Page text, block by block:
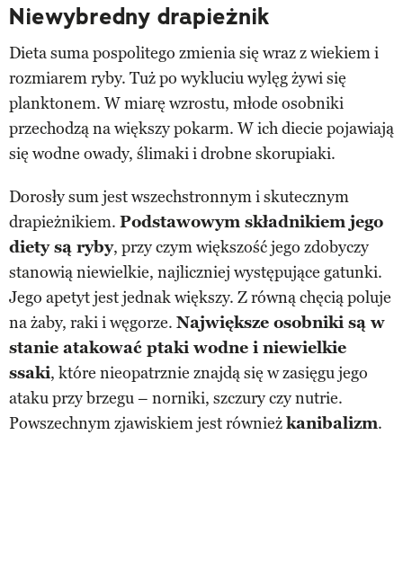
Niewybredny drapieżnik
Dieta suma pospolitego zmienia się wraz z wiekiem i
rozmiarem ryby. Tuż po wykluciu wylęg żywi się
planktonem. W miarę wzrostu, młode osobniki
przechodzą na większy pokarm. W ich diecie pojawiają
się wodne owady, ślimaki i drobne skorupiaki.
Dorosły sum jest wszechstronnym i skutecznym
drapieżnikiem. Podstawowym składnikiem jego
diety są ryby, przy czym większość jego zdobyczy
stanowią niewielkie, najliczniej występujące gatunki.
Jego apetyt jest jednak większy. Z równą chęcią poluje
na żaby, raki i węgorze. Największe osobniki są w
stanie atakować ptaki wodne i niewielkie
ssaki, które nieopatrznie znajdą się w zasięgu jego
ataku przy brzegu – norniki, szczury czy nutrie.
Powszechnym zjawiskiem jest równieżkanibalizm.